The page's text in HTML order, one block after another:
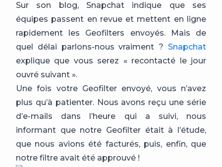
Sur son blog, Snapchat indique que ses
équipes passent en revue et mettent en ligne
rapidement les Geofilters envoyés. Mais de
quel délai parlons-nous vraiment ? Snapchat
explique que vous serez « recontacté le jour
ouvré suivant ».
Une fois votre Geofilter envoyé, vous n’avez
plus qu’à patienter. Nous avons reçu une série
d’e-mails dans l’heure qui a suivi, nous
informant que notre Geofilter était à l’étude,
que nous avions été facturés, puis, enfin, que
notre filtre avait été approuvé !